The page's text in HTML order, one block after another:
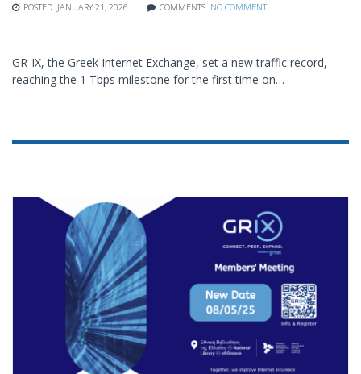
POSTED: JANUARY 21, 2026 COMMENTS: NO COMMENT
GR-IX, the Greek Internet Exchange, set a new traffic record,
reaching the 1 Tbps milestone for the first time on…